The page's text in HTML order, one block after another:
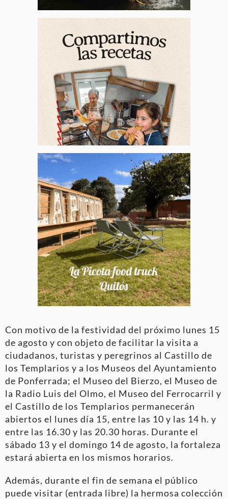
Con motivo de la festividad del próximo lunes 15
de agosto y con objeto de facilitar la visita a
ciudadanos, turistas y peregrinos al Castillo de
los Templarios y a los Museos del Ayuntamiento
de Ponferrada; el Museo del Bierzo, el Museo de
la Radio Luis del Olmo, el Museo del Ferrocarril y
el Castillo de los Templarios permanecerán
abiertos el lunes día 15, entre las 10 y las 14 h. y
entre las 16.30 y las 20.30 horas. Durante el
sábado 13 y el domingo 14 de agosto, la fortaleza
estará abierta en los mismos horarios.
Además, durante el fin de semana el público
puede visitar (entrada libre) la hermosa colección